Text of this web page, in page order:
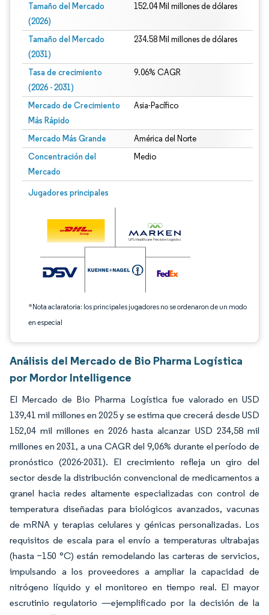
Tamaño del Mercado
(2026)
152.04 Mil millones de dólares
Tamaño del Mercado
(2031)
234.58 Mil millones de dólares
Tasa de crecimiento
(2026 - 2031)
9.06% CAGR
Mercado de Crecimiento
Más Rápido
Asia-Pacífico
Mercado Más Grande América del Norte
Concentración del
Mercado
Medio
Jugadores principales
*Nota aclaratoria: los principales jugadores no se ordenaron de un modo
en especial
Imagen © Mordor Intelligence. El uso requiere atribución según CC BY 4.0.
Análisis del Mercado de Bio Pharma Logística
por Mordor Intelligence
El Mercado de Bio Pharma Logística fue valorado en USD
139,41 mil millones en 2025 y se estima que crecerá desde USD
152,04 mil millones en 2026 hasta alcanzar USD 234,58 mil
millones en 2031, a una CAGR del 9,06% durante el período de
pronóstico (2026-2031). El crecimiento refleja un giro del
sector desde la distribución convencional de medicamentos a
granel hacia redes altamente especializadas con control de
temperatura diseñadas para biológicos avanzados, vacunas
de mRNA y terapias celulares y génicas personalizadas. Los
requisitos de escala para el envío a temperaturas ultrabajas
(hasta −150 °C) están remodelando las carteras de servicios,
impulsando a los proveedores a ampliar la capacidad de
nitrógeno líquido y el monitoreo en tiempo real. El mayor
escrutinio regulatorio —ejemplificado por la decisión de la